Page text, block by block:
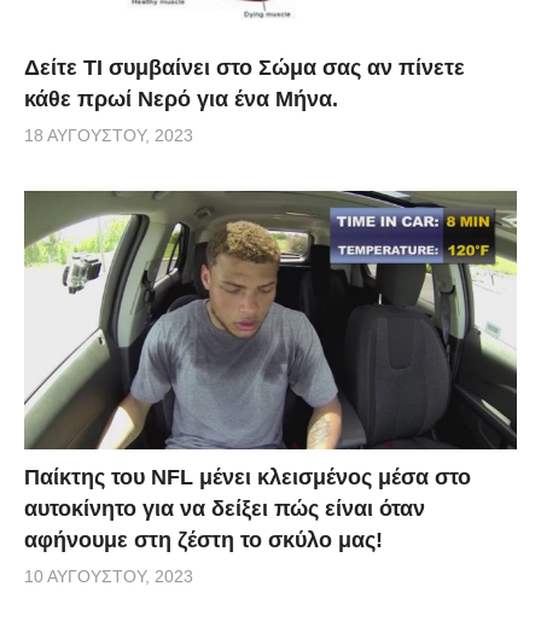
Δείτε ΤΙ συμβαίνει στο Σώμα σας αν πίνετε
κάθε πρωί Νερό για ένα Μήνα.
18 ΑΥΓΟΎΣΤΟΥ, 2023
Παίκτης του NFL μένει κλεισμένος μέσα στο
αυτοκίνητο για να δείξει πώς είναι όταν
αφήνουμε στη ζέστη το σκύλο μας!
10 ΑΥΓΟΎΣΤΟΥ, 2023